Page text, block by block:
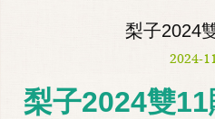
梨子2024
2024-
梨子2024雙